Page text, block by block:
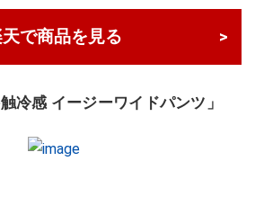
で商品を見る
冷感 イージーワイドパンツ」